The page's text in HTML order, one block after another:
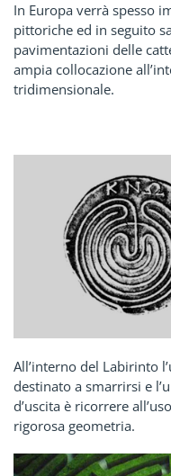
In Europa verrà spesso
pittoriche ed in seguito
pavimentazioni delle
ampia collocazione
tridimensionale.
All’interno del Labirinto
destinato a smarrirsi e
d’uscita è ricorrere
rigorosa geometria.